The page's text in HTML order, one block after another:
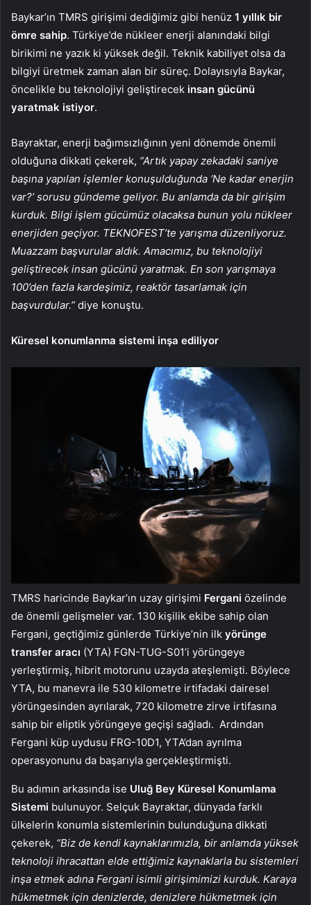
Baykar’ın TMRS girişimi dediğimiz gibi henüz 1 yıllık bir
ömre sahip. Türkiye’de nükleer enerji alanındaki bilgi
birikimi ne yazık ki yüksek değil. Teknik kabiliyet olsa da
bilgiyi üretmek zaman alan bir süreç. Dolayısıyla Baykar,
öncelikle bu teknolojiyi geliştirecek insan gücünü
yaratmak istiyor.
Bayraktar, enerji bağımsızlığının yeni dönemde önemli
olduğuna dikkati çekerek, “Artık yapay zekadaki saniye
başına yapılan işlemler konuşulduğunda ‘Ne kadar enerjin
var?’ sorusu gündeme geliyor. Bu anlamda da bir girişim
kurduk. Bilgi işlem gücümüz olacaksa bunun yolu nükleer
enerjiden geçiyor. TEKNOFEST’te yarışma düzenliyoruz.
Muazzam başvurular aldık. Amacımız, bu teknolojiyi
geliştirecek insan gücünü yaratmak. En son yarışmaya
100’den fazla kardeşimiz, reaktör tasarlamak için
başvurdular.” diye konuştu.
Küresel konumlanma sistemi inşa ediliyor
TMRS haricinde Baykar’ın uzay girişimi Fergani özelinde
de önemli gelişmeler var. 130 kişilik ekibe sahip olan
Fergani, geçtiğimiz günlerde Türkiye’nin ilk yörünge
transfer aracı (YTA) FGN-TUG-S01’i yörüngeye
yerleştirmiş, hibrit motorunu uzayda ateşlemişti. Böylece
YTA, bu manevra ile 530 kilometre irtifadaki dairesel
yörüngesinden ayrılarak, 720 kilometre zirve irtifasına
sahip bir eliptik yörüngeye geçişi sağladı. Ardından
Fergani küp uydusu FRG-10D1, YTA’dan ayrılma
operasyonunu da başarıyla gerçekleştirmişti.
Bu adımın arkasında ise Uluğ Bey Küresel Konumlama
Sistemi bulunuyor. Selçuk Bayraktar, dünyada farklı
ülkelerin konumla sistemlerinin bulunduğuna dikkati
çekerek, “Biz de kendi kaynaklarımızla, bir anlamda yüksek
teknoloji ihracattan elde ettiğimiz kaynaklarla bu sistemleri
inşa etmek adına Fergani isimli girişimimizi kurduk. Karaya
hükmetmek için denizlerde, denizlere hükmetmek için